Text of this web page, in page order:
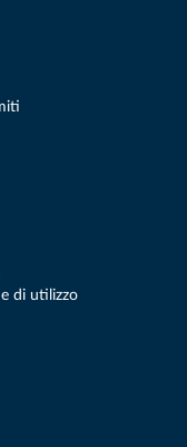
di utilizzo